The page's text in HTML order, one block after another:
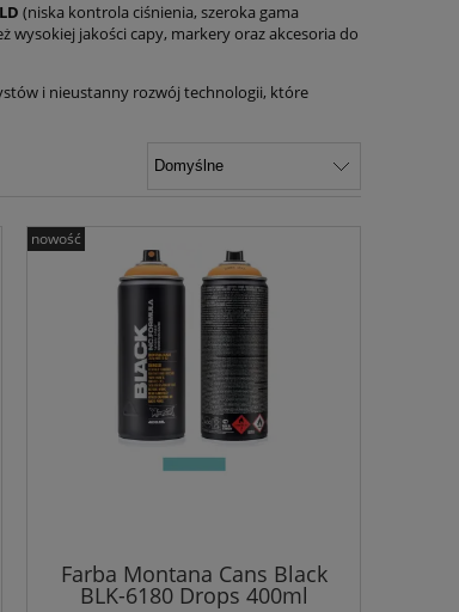
(niska kontrola ciśnienia, szeroka gama
wysokiej jakości capy, markery oraz akcesoria do
i nieustanny rozwój technologii, które
Farba Montana Cans Black
BLK-6180 Drops 400ml
nowość